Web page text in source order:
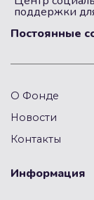
поддержки
Постоянные
О Фонде
Новости
Контакты
Информация